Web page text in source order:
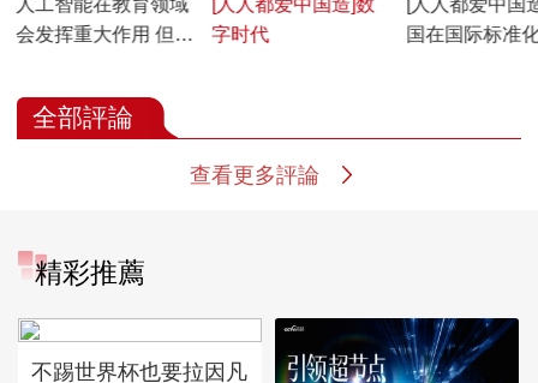
会发挥重大作用 但不
字时代
国在国际标准
全部評論
查看更多評論
精彩推薦
不踢世界杯也要拉因凡